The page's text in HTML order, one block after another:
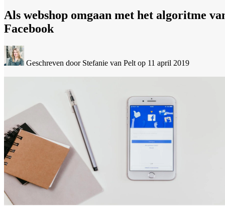
Als webshop omgaan met het algoritme
Facebook
Geschreven door Stefanie van Pelt op 11 april 2019